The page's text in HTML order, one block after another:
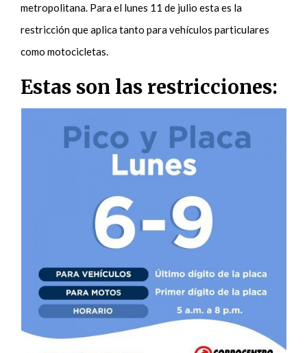
metropolitana. Para el lunes 11 de julio esta es la
restricción que aplica tanto para vehículos particulares
como motocicletas.
Estas son las restricciones: